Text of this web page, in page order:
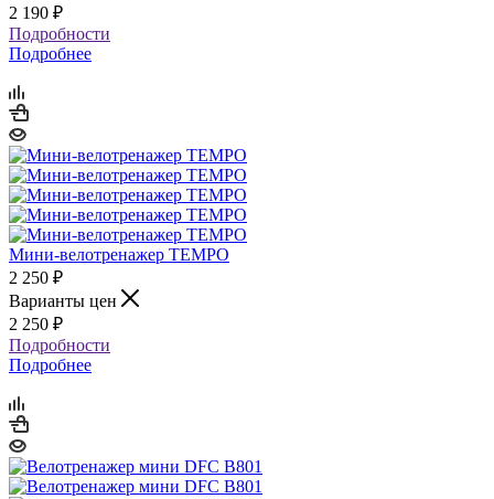
2 190 ₽
Подробности
Подробнее
Мини-велотренажер TEMPO
2 250 ₽
Варианты цен
2 250 ₽
Подробности
Подробнее